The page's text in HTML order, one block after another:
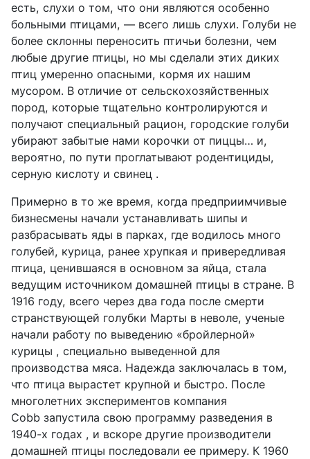
есть, слухи о том, что они являются особенно
больными птицами, — всего лишь слухи. Голуби не
более склонны переносить птичьи болезни, чем
любые другие птицы, но мы сделали этих диких
птиц умеренно опасными, кормя их нашим
мусором. В отличие от сельскохозяйственных
пород, которые тщательно контролируются и
получают специальный рацион, городские голуби
убирают забытые нами корочки от пиццы… и,
вероятно, по пути проглатывают родентициды,
серную кислоту и свинец .
Примерно в то же время, когда предприимчивые
бизнесмены начали устанавливать шипы и
разбрасывать яды в парках, где водилось много
голубей, курица, ранее хрупкая и привередливая
птица, ценившаяся в основном за яйца, стала
ведущим источником домашней птицы в стране. В
1916 году, всего через два года после смерти
странствующей голубки Марты в неволе, ученые
начали работу по выведению «бройлерной»
курицы , специально выведенной для
производства мяса. Надежда заключалась в том,
что птица вырастет крупной и быстро. После
многолетних экспериментов компания
Cobb запустила свою программу разведения в
1940-х годах , и вскоре другие производители
домашней птицы последовали ее примеру. К 1960